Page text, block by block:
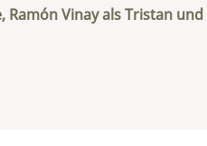
Vinay als Tristan